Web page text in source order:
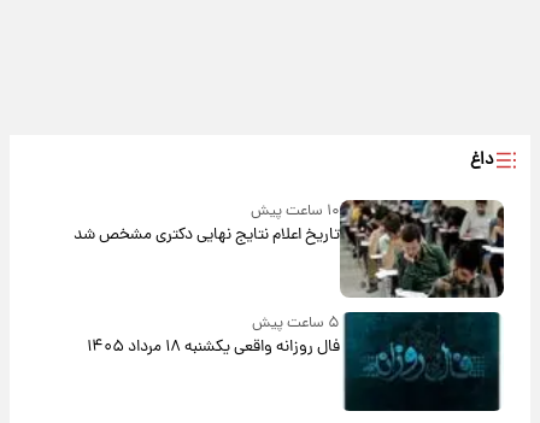
داغ
۱۰ ساعت پیش
تاریخ اعلام نتایج نهایی دکتری مشخص شد
۵ ساعت پیش
فال روزانه واقعی یکشنبه ۱۸ مرداد ۱۴۰۵